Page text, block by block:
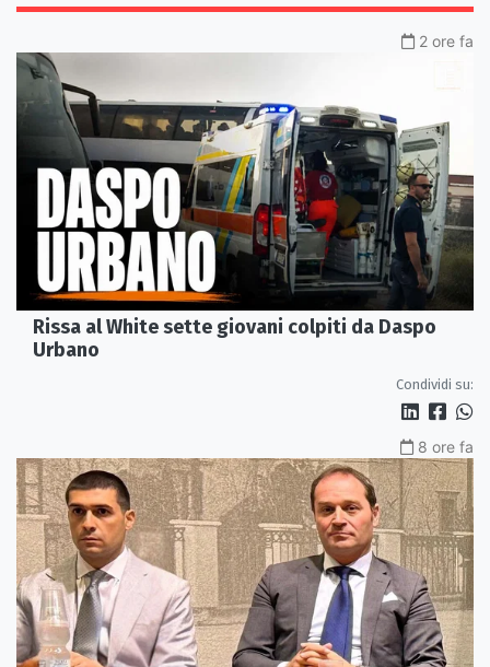
2 ore fa
Rissa al White sette giovani colpiti da Daspo
Urbano
Condividi su:
8 ore fa